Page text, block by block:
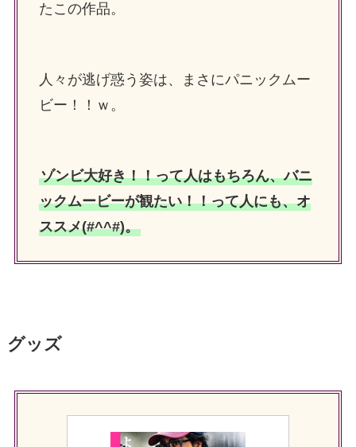
たこの作品。
人々が逃げ惑う姿は、まさにパニックムー
ビー！！ｗ。
ゾンビ大好き！！って人はもちろん、バニ
ックムービーが観たい！！って人にも、オ
ススメ(#^^#)。
グッズ